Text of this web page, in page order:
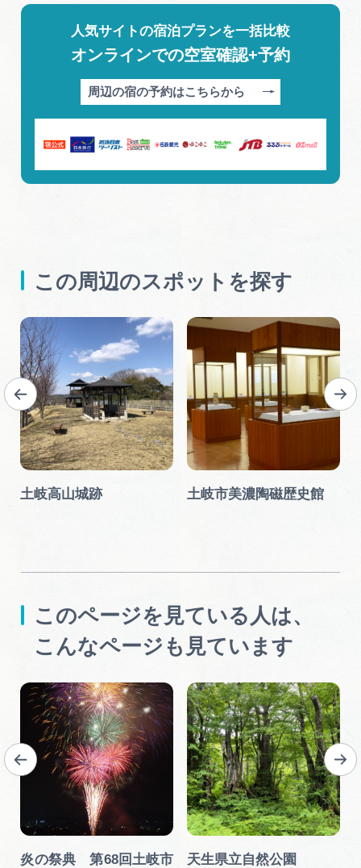
人気サイトの宿泊プランを一括比較
オンラインでの空室確認+予約
周辺の宿の予約はこちらから
この周辺のスポットを探す
土岐高山城跡 土岐市美濃陶磁歴史館
このページを見ている人は、
こんなページも見ています
炎の祭典 第68回土岐市
天生県立自然公園